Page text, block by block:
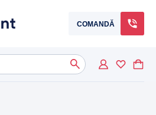
COMANDĂ
results are available use up and down